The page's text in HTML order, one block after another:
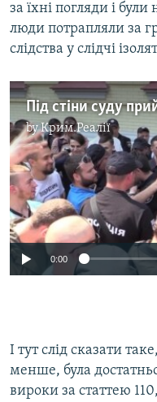
за їхні погляди і
люди потрапляли за
слідства у слідчі
byКрим.Реалії
No media
0:00
І тут слід сказати
менше, була
вироки за статтею